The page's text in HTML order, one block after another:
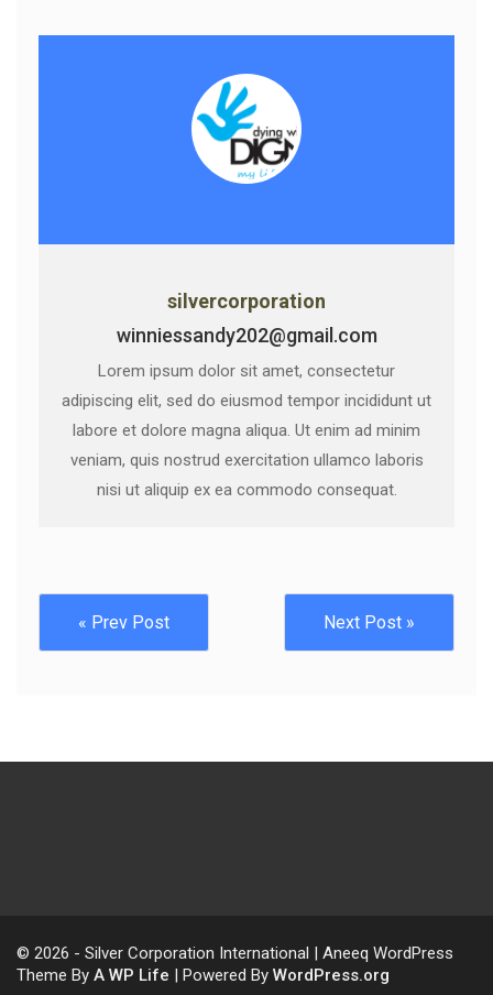
silvercorporation
winniessandy202@gmail.com
Lorem ipsum dolor sit amet, consectetur
adipiscing elit, sed do eiusmod tempor incididunt ut
labore et dolore magna aliqua. Ut enim ad minim
veniam, quis nostrud exercitation ullamco laboris
nisi ut aliquip ex ea commodo consequat.
« Prev Post Next Post »
© 2026 - Silver Corporation International | Aneeq WordPress
Theme By A WP Life | Powered By WordPress.org